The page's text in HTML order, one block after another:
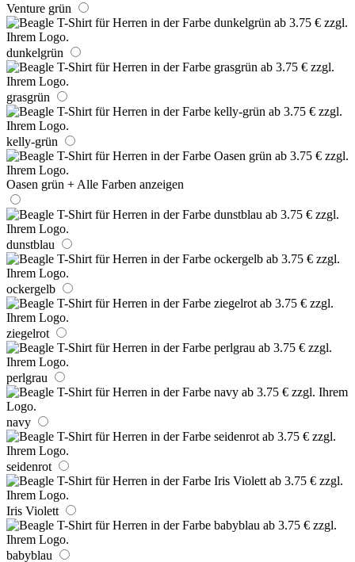
Venture grün
dunkelgrün
grasgrün
kelly-grün
Oasen grün + Alle Farben anzeigen
dunstblau
ockergelb
ziegelrot
perlgrau
navy
seidenrot
Iris Violett
babyblau